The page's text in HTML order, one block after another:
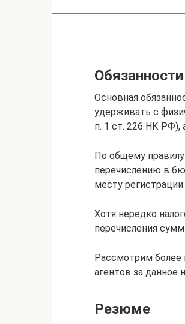
Основная
удерживать с
п. 1 ст. 226 НК РФ),
По общему правилу
перечислению­ в
месту
Хотя нередко
перечисления
Рассмотрим более
агентов за данное
Резюме